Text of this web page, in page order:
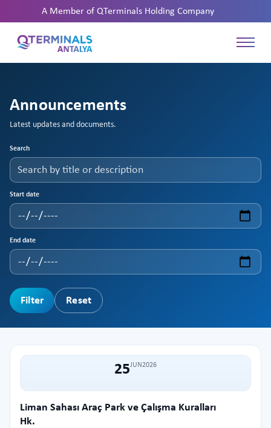
A Member ofQTerminals Holding Company
Announcements
Latest updates and documents.
Search
Start date
End date
Filter Reset
25JUN2026
Liman Sahası Araç Park ve Çalışma Kuralları
Hk.